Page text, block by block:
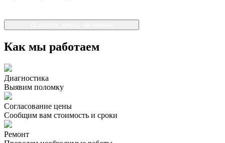
Как мы работаем
Диагностика
Выявим поломку
Согласование цены
Сообщим вам стоимость и сроки
Ремонт